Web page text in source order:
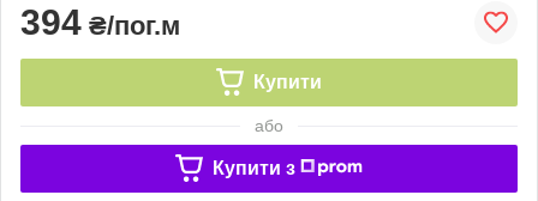
394 ₴/пог.м
Купити
або
Купити з